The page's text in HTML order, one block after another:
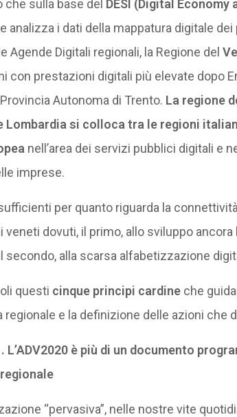
che sulla base del DESI (Digital Economy
analizza i dati della mappatura digitale
Agende Digitali regionali, la Regione del
con prestazioni digitali più elevate dopo
Autonoma di Trento. La regione
Lombardia si colloca tra le regioni
nell’area dei servizi pubblici digitali e
imprese.
per quanto riguarda la
veneti dovuti, il primo, allo sviluppo
secondo, alla scarsa alfabetizzazione
questi cinque principi cardineche
regionale e la definizione delle azioni che
L’ADV2020 è più di un documento
“pervasiva”, nelle nostre vite